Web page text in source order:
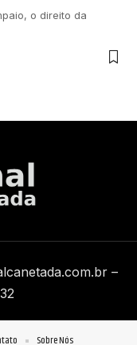
o direito da
–
Sobre Nós